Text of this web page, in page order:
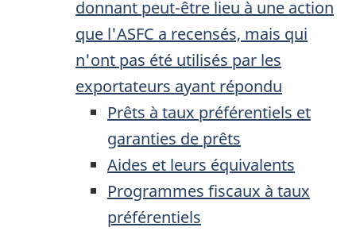
donnant peut-être lieu à une action
que l'ASFC a recensés, mais qui
n'ont pas été utilisés par les
exportateurs ayant répondu
Prêts à taux préférentiels et
garanties de prêts
Aides et leurs équivalents
Programmes fiscaux à taux
préférentiels